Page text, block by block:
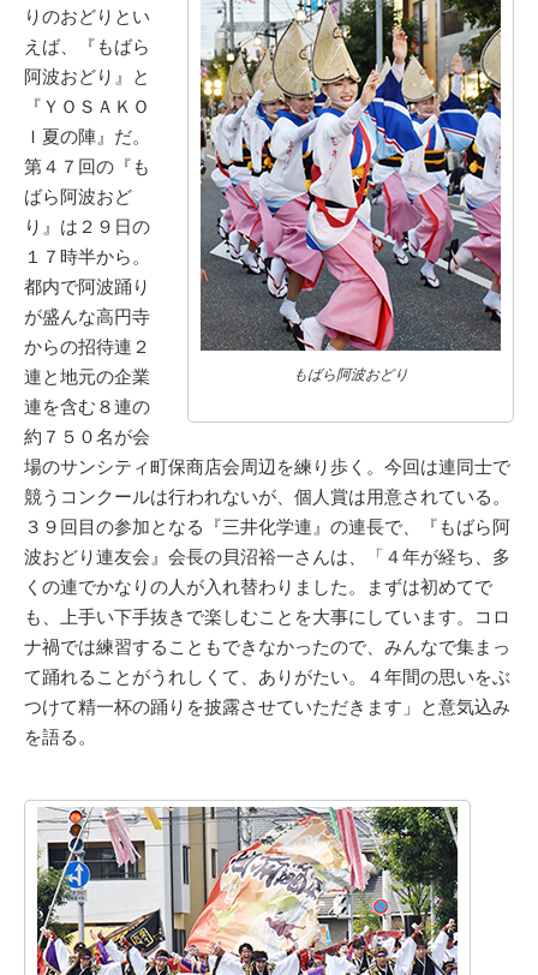
もばら阿波おどり
りのおどりとい
えば、『もばら
阿波おどり』と
『ＹＯＳＡＫＯ
Ｉ夏の陣』だ。
第４７回の『も
ばら阿波おど
り』は２９日の
１７時半から。
都内で阿波踊り
が盛んな高円寺
からの招待連２
連と地元の企業
連を含む８連の
約７５０名が会
場のサンシティ町保商店会周辺を練り歩く。今回は連同士で
競うコンクールは行われないが、個人賞は用意されている。
３９回目の参加となる『三井化学連』の連長で、『もばら阿
波おどり連友会』会長の貝沼裕一さんは、「４年が経ち、多
くの連でかなりの人が入れ替わりました。まずは初めてで
も、上手い下手抜きで楽しむことを大事にしています。コロ
ナ禍では練習することもできなかったので、みんなで集まっ
て踊れることがうれしくて、ありがたい。４年間の思いをぶ
つけて精一杯の踊りを披露させていただきます」と意気込み
を語る。